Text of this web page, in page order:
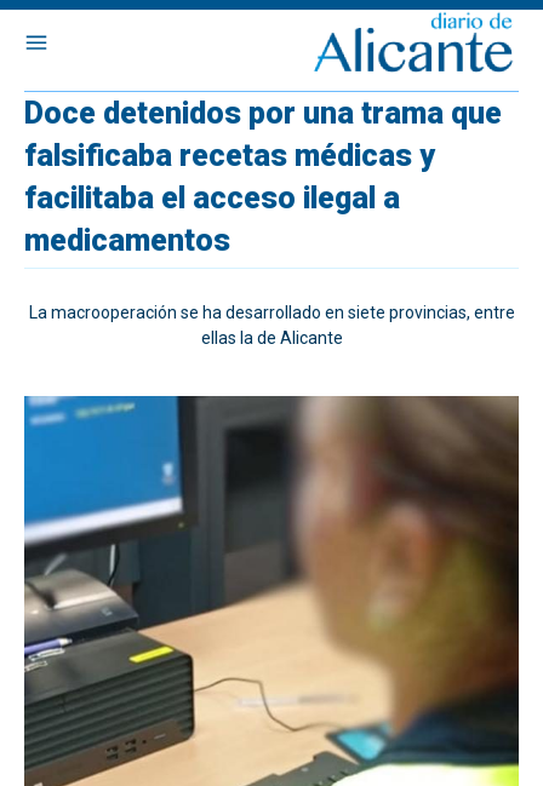
Doce detenidos por una trama que
falsificaba recetas médicas y
facilitaba el acceso ilegal a
medicamentos
La macrooperación se ha desarrollado en siete provincias, entre
ellas la de Alicante